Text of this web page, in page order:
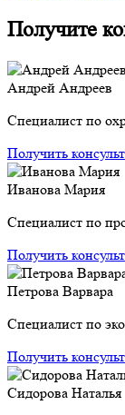
Получите
Андрей Андреев
Специалист по
Получить
Иванова Мария
Специалист по
Получить
Петрова Варвара
Специалист по
Получить
Сидорова Наталья